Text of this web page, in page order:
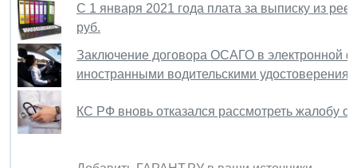
С 1 января 2021 года плата за выписку из
руб.
Заключение договора ОСАГО в электронной
иностранными водительскими
КС РФ вновь отказался рассмотреть жалобу